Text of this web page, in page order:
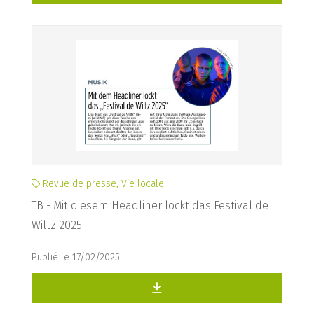
Revue de presse, Vie locale
TB - Mit diesem Headliner lockt das Festival de
Wiltz 2025
Publié le 17/02/2025